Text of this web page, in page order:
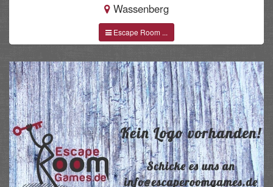
Wassenberg
Escape Room ...